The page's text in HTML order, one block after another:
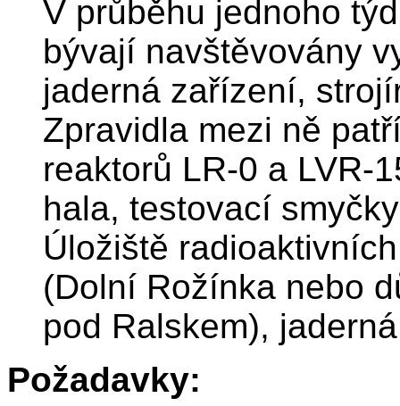
V průběhu jednoho
bývají navštěvovány
jaderná zařízení,
Zpravidla mezi ně
reaktorů LR-0 a LVR-
hala, testovací
Úložiště
(Dolní Rožínka nebo
pod Ralskem),
Požadavky: